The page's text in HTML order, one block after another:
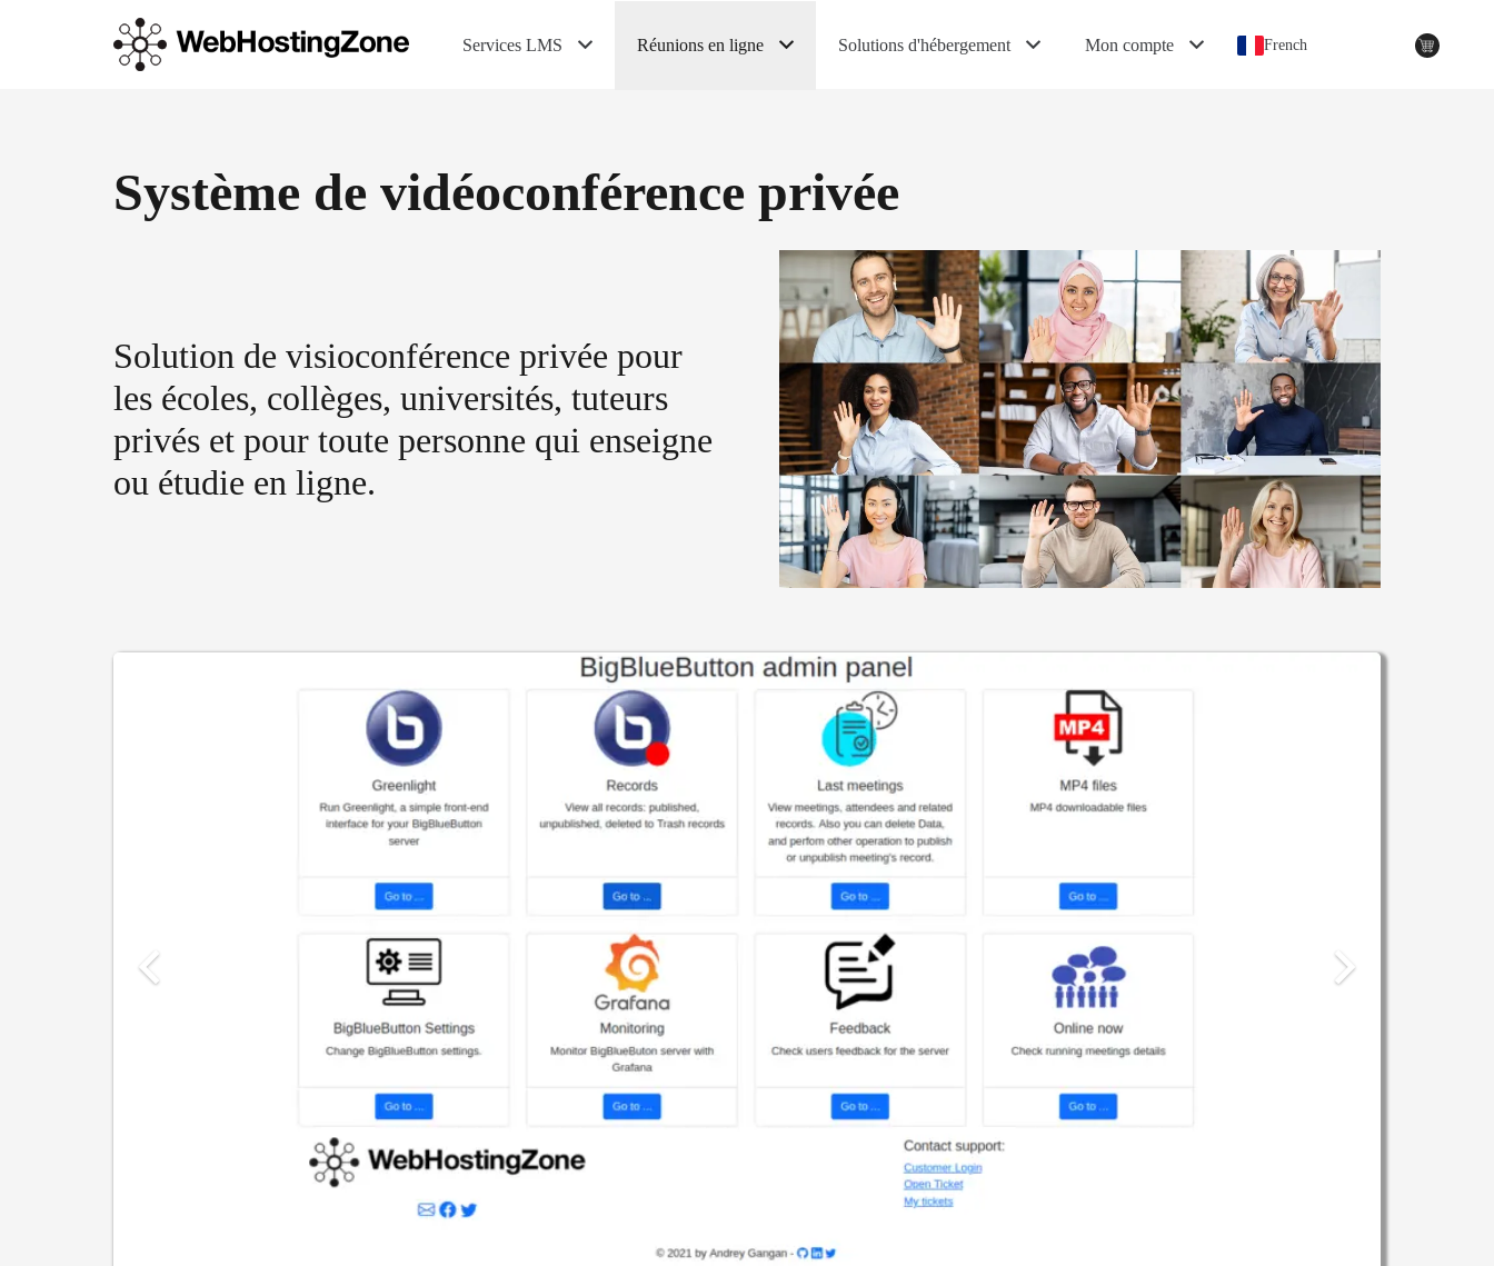
Services LMS Réunions en ligne Solutions d'hébergement Mon compte French
Système de vidéoconférence privée
Solution de visioconférence privée pour
les écoles, collèges, universités, tuteurs
privés et pour toute personne qui enseigne
ou étudie en ligne.